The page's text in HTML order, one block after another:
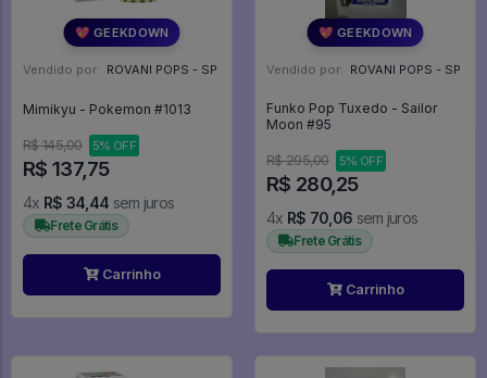
💖 GEEKDOWN
Vendido por: ROVANI POPS - SP
Mimikyu - Pokemon #1013
R$ 145,00 5% OFF
R$ 137,75
4x R$ 34,44 sem juros
Frete Grátis
Carrinho
💖 GEEKDOWN
Vendido por: ROVANI POPS - SP
Funko Pop Tuxedo - Sailor
Moon #95
R$ 295,00 5% OFF
R$ 280,25
4x R$ 70,06 sem juros
Frete Grátis
Carrinho